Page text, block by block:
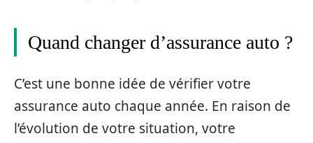
Quand changer d’assurance auto ?
C’est une bonne idée de vérifier votre
assurance auto chaque année. En raison de
l’évolution de votre situation, votre